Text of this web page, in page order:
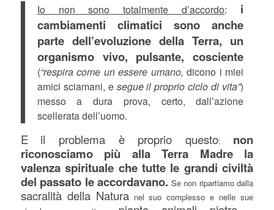
Io non sono totalmente d’accordo: i
cambiamenti climatici sono anche
parte dell’evoluzione della Terra, un
organismo vivo, pulsante, cosciente
(“respira come un essere umano, dicono i miei
amici sciamani, e segue il proprio ciclo di vita”)
messo a dura prova, certo, dall’azione
scellerata dell’uomo.
E il problema è proprio questo: non
riconosciamo più alla Terra Madre la
valenza spirituale che tutte le grandi civiltà
del passato le accordavano. Se non ripartiamo dalla
sacralità della Naturanel suo complesso e nelle sue